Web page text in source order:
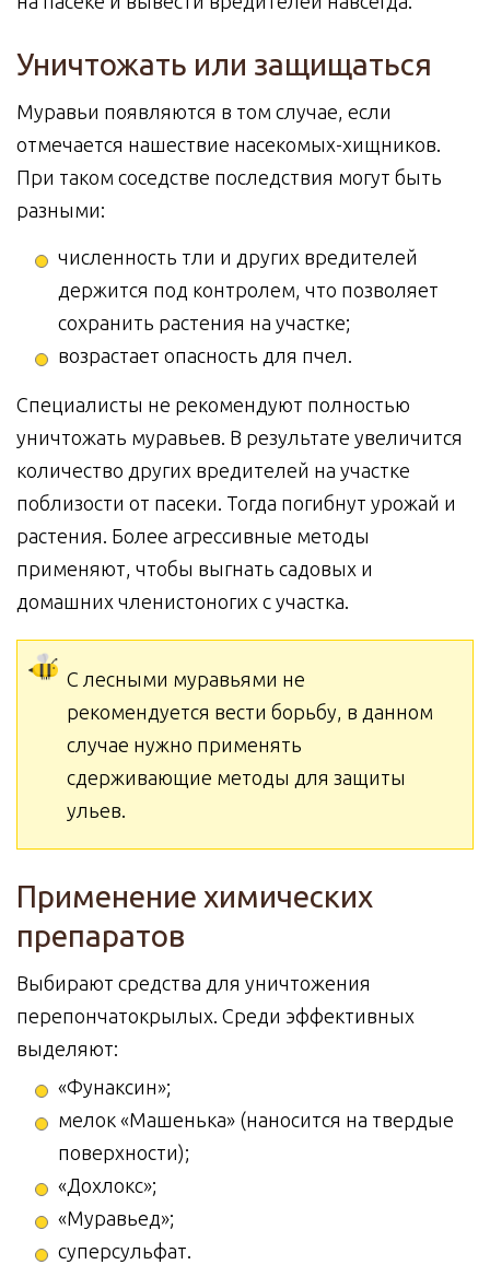
Уничтожать или защищаться
Муравьи появляются в том случае, если
отмечается нашествие насекомых-хищников.
При таком соседстве последствия могут быть
разными:
численность тли и других вредителей
держится под контролем, что позволяет
сохранить растения на участке;
возрастает опасность для пчел.
Специалисты не рекомендуют полностью
уничтожать муравьев. В результате увеличится
количество других вредителей на участке
поблизости от пасеки. Тогда погибнут урожай и
растения. Более агрессивные методы
применяют, чтобы выгнать садовых и
домашних членистоногих с участка.
С лесными муравьями не
рекомендуется вести борьбу, в данном
случае нужно применять
сдерживающие методы для защиты
ульев.
Применение химических
препаратов
Выбирают средства для уничтожения
перепончатокрылых. Среди эффективных
выделяют:
«Фунаксин»;
мелок «Машенька» (наносится на твердые
поверхности);
«Дохлокс»;
«Муравьед»;
суперсульфат.